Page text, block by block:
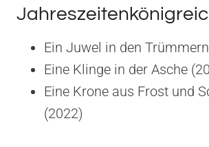
Ein Juwel in den
Eine Klinge in der Asche
Eine Krone aus Frost und
(2022)